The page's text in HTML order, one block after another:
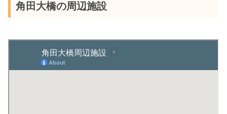
角田大橋の周辺施設